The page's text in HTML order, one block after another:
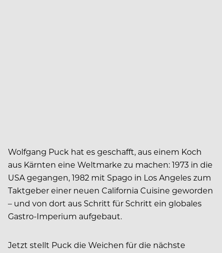
Wolfgang Puck hat es geschafft, aus einem Koch
aus Kärnten eine Weltmarke zu machen: 1973 in die
USA gegangen, 1982 mit Spago in Los Angeles zum
Taktgeber einer neuen California Cuisine geworden
– und von dort aus Schritt für Schritt ein globales
Gastro-Imperium aufgebaut.
Jetzt stellt Puck die Weichen für die nächste